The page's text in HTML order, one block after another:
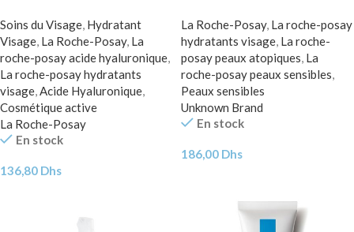
Soins du Visage, Hydratant
Visage, La Roche-Posay, La
roche-posay acide hyaluronique,
La roche-posay hydratants
visage,Acide Hyaluronique,
Cosmétique active
La Roche-Posay
En stock
136,80 Dhs
La Roche-Posay, La roche-posay
hydratants visage, La roche-
posay peaux atopiques, La
roche-posay peaux sensibles,
Peaux sensibles
Unknown Brand
En stock
186,00 Dhs